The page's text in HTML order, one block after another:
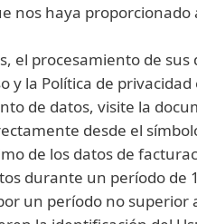
nos haya
el procesamiento de
la Política de
de datos, visite la
desde el
de los datos de
durante un período de
un período no superior